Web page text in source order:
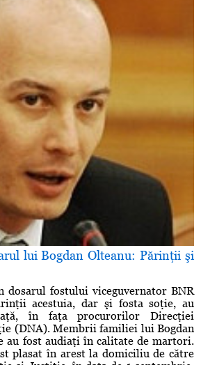
lui Bogdan Olteanu: Părinţii şi
dosarul fostului viceguvernator BNR
acestuia, dar şi fosta soţie, au
în faţa procurorilor Direcţiei
(DNA). Membrii familiei lui Bogdan
au fost audiaţi în calitate de martori.
plasat în arest la domiciliu de către